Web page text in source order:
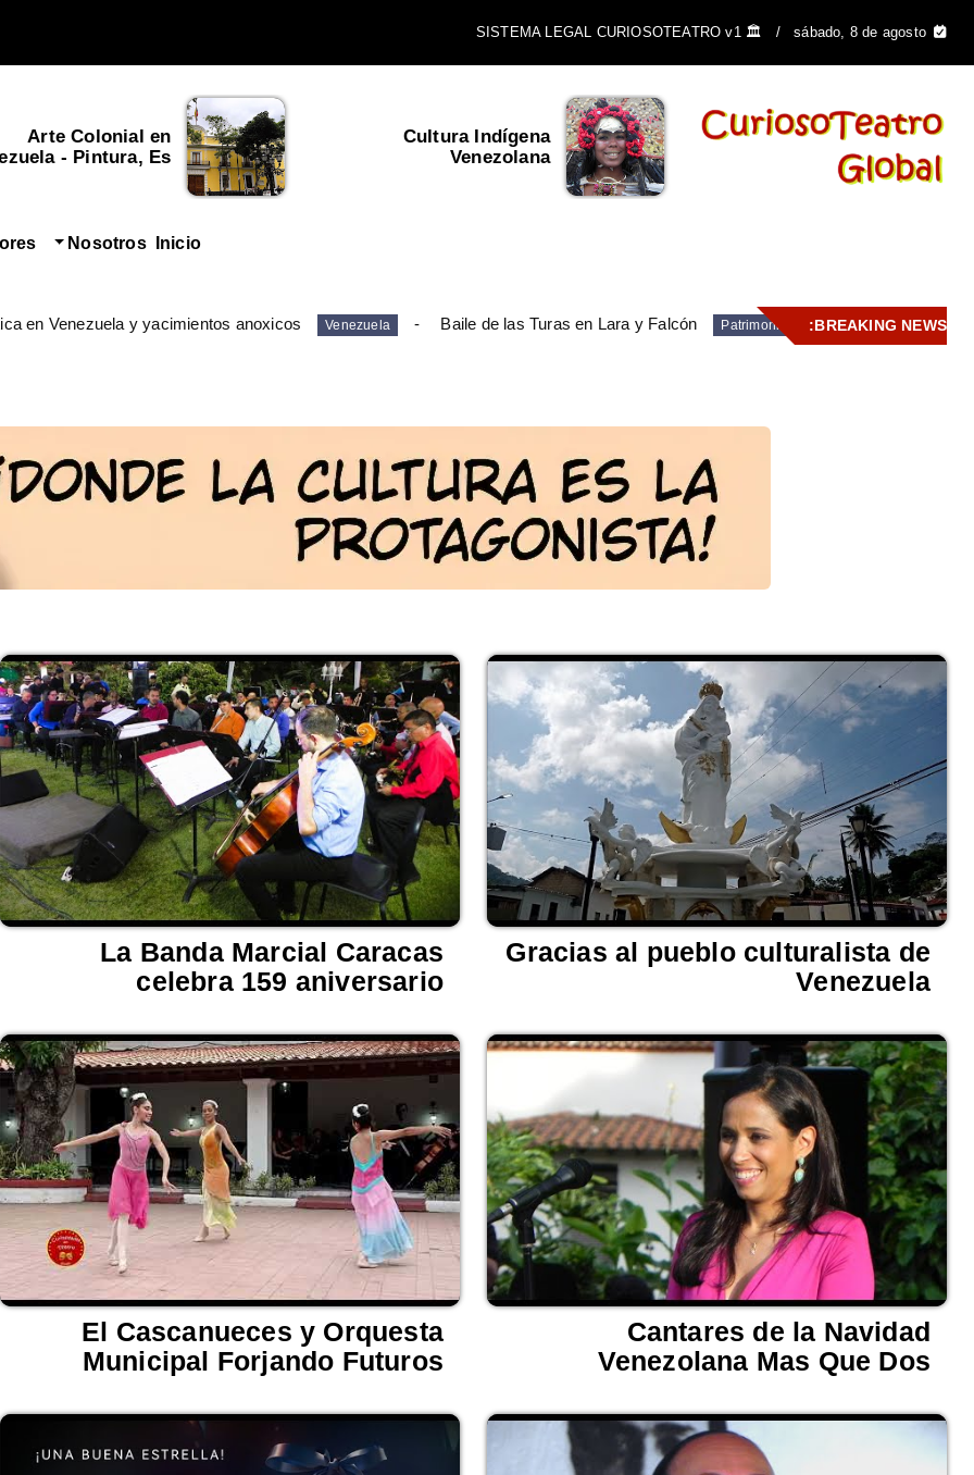
sábado, 8 de agosto
🏛️ SISTEMA LEGAL CURIOSOTEATRO v1
Arte Colonial en
- Pintura, Es...
Cultura Indígena
Venezolana
El Escudo de Venezuela y
su importancia ...
Inicio
Nosotros
BREAKING NEWS:
Patrimonio
Baile de las Turas en Lara y Falcón
Venezuela
en Venezuela y yacimientos anoxicos
Gracias al pueblo culturalista de
Venezuela
La Banda Marcial Caracas
celebra 159 aniversario
Cantares de la Navidad
Venezolana Mas Que Dos
El Cascanueces y Orquesta
Municipal Forjando Futuros